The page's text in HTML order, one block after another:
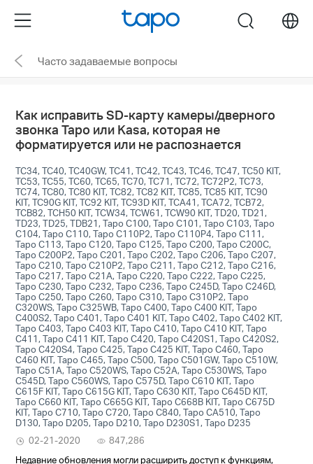
the
navigation
Menu search
Часто задаваемые вопросы
Как исправить SD-карту камеры/дверного
звонка Tapo или Kasa, которая не
форматируется или не распознается
TC34, TC40, TC40GW, TC41, TC42, TC43, TC46, TC47, TC50 KIT,
TC53, TC55, TC60, TC65, TC70, TC71, TC72, TC72P2, TC73,
TC74, TC80, TC80 KIT, TC82, TC82 KIT, TC85, TC85 KIT, TC90
KIT, TC90G KIT, TC92 KIT, TC93D KIT, TCA41, TCA72, TCB72,
TCB82, TCH50 KIT, TCW34, TCW61, TCW90 KIT, TD20, TD21,
TD23, TD25, TDB21, Tapo C100, Tapo C101, Tapo C103, Tapo
C104, Tapo C110, Tapo C110P2, Tapo C110P4, Tapo C111,
Tapo C113, Tapo C120, Tapo C125, Tapo C200, Tapo C200C,
Tapo C200P2, Tapo C201, Tapo C202, Tapo C206, Tapo C207,
Tapo C210, Tapo C210P2, Tapo C211, Tapo C212, Tapo C216,
Tapo C217, Tapo C21A, Tapo C220, Tapo C222, Tapo C225,
Tapo C230, Tapo C232, Tapo C236, Tapo C245D, Tapo C246D,
Tapo C250, Tapo C260, Tapo C310, Tapo C310P2, Tapo
C320WS, Tapo C325WB, Tapo C400, Tapo C400 KIT, Tapo
C400S2, Tapo C401, Tapo C401 KIT, Tapo C402, Tapo C402 KIT,
Tapo C403, Tapo C403 KIT, Tapo C410, Tapo C410 KIT, Tapo
C411, Tapo C411 KIT, Tapo C420, Tapo C420S1, Tapo C420S2,
Tapo C420S4, Tapo C425, Tapo C425 KIT, Tapo C460, Tapo
C460 KIT, Tapo C465, Tapo C500, Tapo C501GW, Tapo C510W,
Tapo C51A, Tapo C520WS, Tapo C52A, Tapo C530WS, Tapo
C545D, Tapo C560WS, Tapo C575D, Tapo C610 KIT, Tapo
C615F KIT, Tapo C615G KIT, Tapo C630 KIT, Tapo C645D KIT,
Tapo C660 KIT, Tapo C665G KIT, Tapo C668B KIT, Tapo C675D
KIT, Tapo C710, Tapo C720, Tapo C840, Tapo CA510, Tapo
D130, Tapo D205, Tapo D210, Tapo D230S1, Tapo D235
02-21-2020
847,286
Недавние обновления могли расширить доступ к функциям,